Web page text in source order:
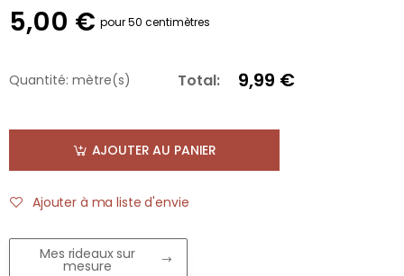
5,00 € pour 50 centimètres
Quantité: mètre(s) Total: 9,99 €
AJOUTER AU PANIER
Ajouter à ma liste d'envie
Mes rideaux sur
mesure